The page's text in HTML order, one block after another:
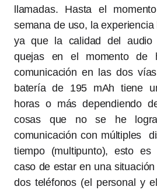
llamadas. Hasta el
semana de uso, la
ya que la calidad del
quejas en el momento de
comunicación en las dos
batería de 195 mAh tiene
horas o más dependiendo
cosas que no se he
comunicación con múltiples
tiempo (multipunto), esto
caso de estar en una
dos teléfonos (el personal y